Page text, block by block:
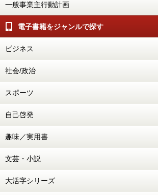
一般事業主行動計画
電子書籍をジャンルで探す
ビジネス
社会/政治
スポーツ
自己啓発
趣味／実用書
文芸・小説
大活字シリーズ